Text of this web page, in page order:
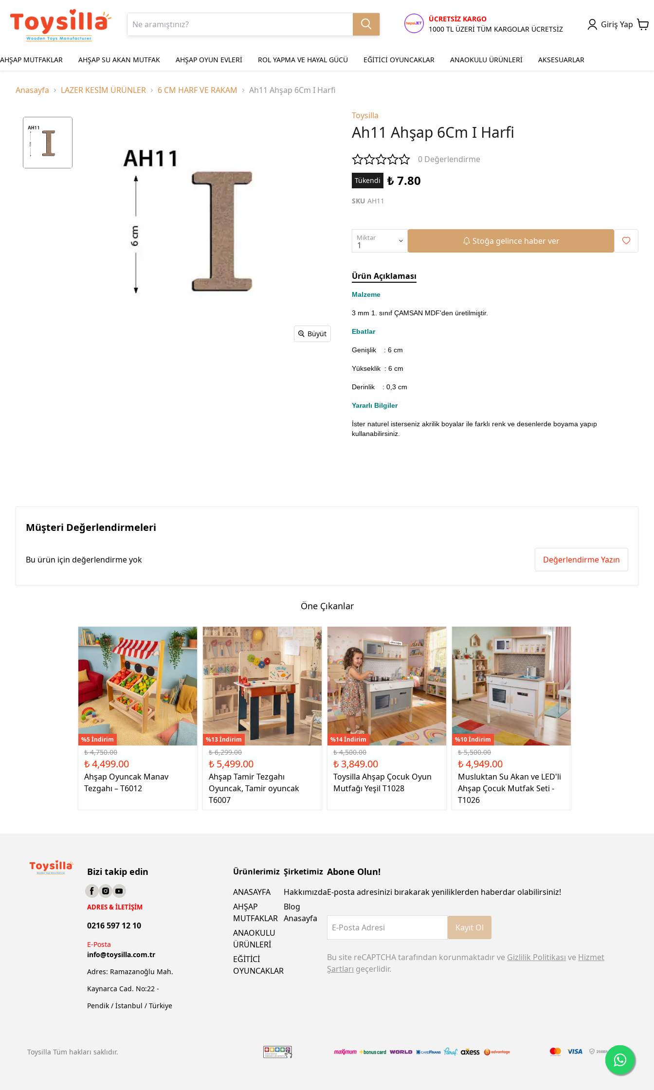
ÜCRETSİZ KARGO
1000 TL ÜZERİ TÜM KARGOLAR ÜCRETSİZ
Giriş Yap
AHŞAP MUTFAKLAR AHŞAP SU AKAN MUTFAK AHŞAP OYUN EVLERİ ROL YAPMA VE HAYAL GÜCÜ EĞİTİCİ OYUNCAKLAR ANAOKULU ÜRÜNLERİ AKSESUARLAR
Anasayfa LAZER KESİM ÜRÜNLER 6 CM HARF VE RAKAM Ah11 Ahşap 6Cm I Harfi
Büyüt
Toysilla
Ah11 Ahşap 6Cm I Harfi
0 Değerlendirme
Tükendi ₺ 7.80
SKU AH11
Miktar Stoğa gelince haber ver
Ürün Açıklaması
Malzeme
3 mm 1. sınıf ÇAMSAN MDF'den üretilmiştir.
Ebatlar
Genişlik : 6cm
Yükseklik : 6 cm
Derinlik : 0,3 cm
Yararlı Bilgiler
İster naturel isterseniz akrilik boyalar ile farklı renk ve desenlerde boyama yapıp
kullanabilirsiniz.
Müşteri Değerlendirmeleri
Bu ürün için değerlendirme yok Değerlendirme Yazın
Öne Çıkanlar
%5 İndirim
₺ 4,750.00
₺ 4,499.00
Ahşap Oyuncak Manav
Tezgahı – T6012
%13 İndirim
₺ 6,299.00
₺ 5,499.00
Ahşap Tamir Tezgahı
Oyuncak, Tamir oyuncak
T6007
%14 İndirim
₺ 4,500.00
₺ 3,849.00
Toysilla Ahşap Çocuk Oyun
Mutfağı Yeşil T1028
%10 İndirim
₺ 5,500.00
₺ 4,949.00
Musluktan Su Akan ve LED'li
Ahşap Çocuk Mutfak Seti -
T1026
Bizi takip edin
ADRES & İLETİŞİM
0216 597 12 10
E-Posta
info@toysilla.com.tr
Adres: Ramazanoğlu Mah.
Kaynarca Cad. No:22 -
Pendik / İstanbul / Türkiye
Ürünlerimiz
ANASAYFA
AHŞAP
MUTFAKLAR
ANAOKULU
ÜRÜNLERİ
EĞİTİCİ
OYUNCAKLAR
Şirketimiz
Hakkımızda
Blog
Anasayfa
Abone Olun!
E-posta adresinizi bırakarak yeniliklerden haberdar olabilirsiniz!
E-Posta Adresi Kayıt Ol
Bu site reCAPTCHA tarafından korunmaktadır ve Gizlilik Politikası ve Hizmet
Şartları geçerlidir.
Toysilla Tüm hakları saklıdır.